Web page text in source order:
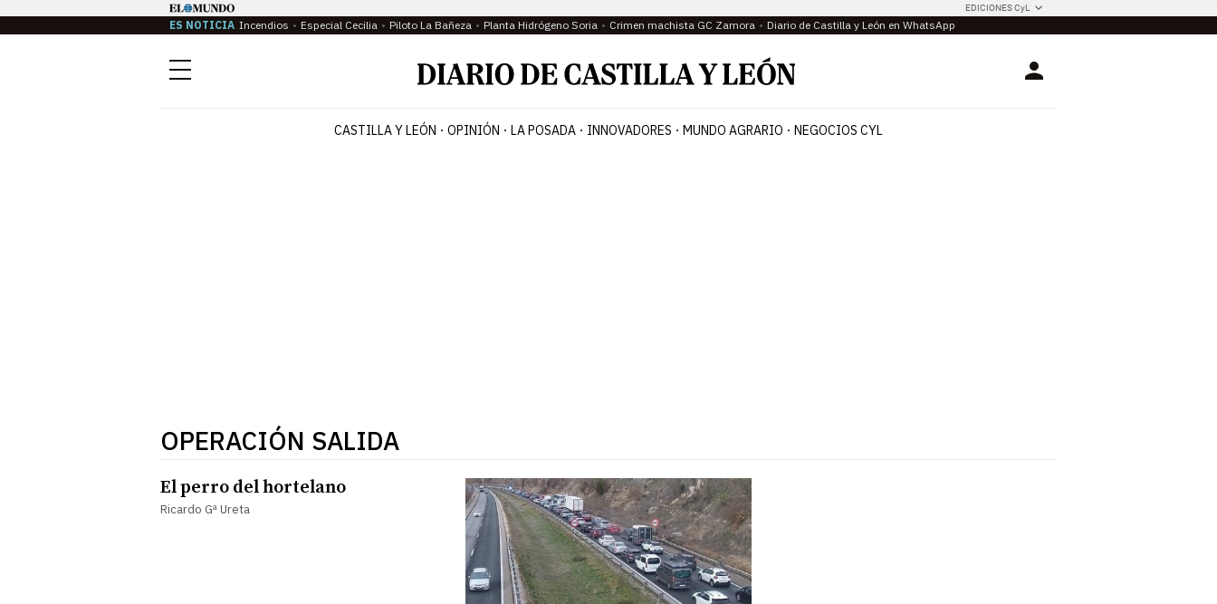
EDICIONES CyL
ES NOTICIA Incendios Especial Cecilia Piloto La Bañeza Planta Hidrógeno Soria Crimen machista GC Zamora Diario de Castilla y León en WhatsApp
Menú Login
CASTILLA Y LEÓN OPINIÓN LA POSADA INNOVADORES MUNDO AGRARIO NEGOCIOS CYL
OPERACIÓN SALIDA
El perro del hortelano
Ricardo Gª Ureta